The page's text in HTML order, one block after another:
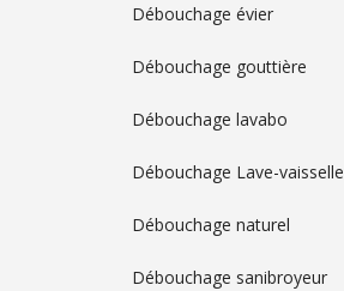
Débouchage évier
Débouchage gouttière
Débouchage lavabo
Débouchage Lave-vaisselle
Débouchage naturel
Débouchage sanibroyeur